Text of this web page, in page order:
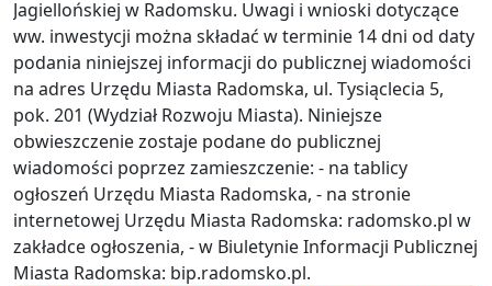
Jagiellońskiej w Radomsku. Uwagi i wnioski dotyczące
ww. inwestycji można składać w terminie 14 dni od daty
podania niniejszej informacji do publicznej wiadomości
na adres Urzędu Miasta Radomska, ul. Tysiąclecia 5,
pok. 201 (Wydział Rozwoju Miasta). Niniejsze
obwieszczenie zostaje podane do publicznej
wiadomości poprzez zamieszczenie: - na tablicy
ogłoszeń Urzędu Miasta Radomska, - na stronie
internetowej Urzędu Miasta Radomska: radomsko.pl w
zakładce ogłoszenia, - w Biuletynie Informacji Publicznej
Miasta Radomska: bip.radomsko.pl.